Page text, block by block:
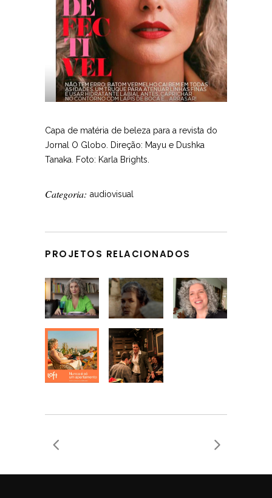
Capa de matéria de beleza para a revista do
Jornal O Globo. Direção: Mayu e Dushka
Tanaka. Foto: Karla Brights.
Categoria: audiovisual
PROJETOS RELACIONADOS